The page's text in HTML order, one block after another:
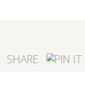
SHARE